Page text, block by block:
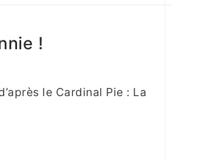
!
le Cardinal Pie : La